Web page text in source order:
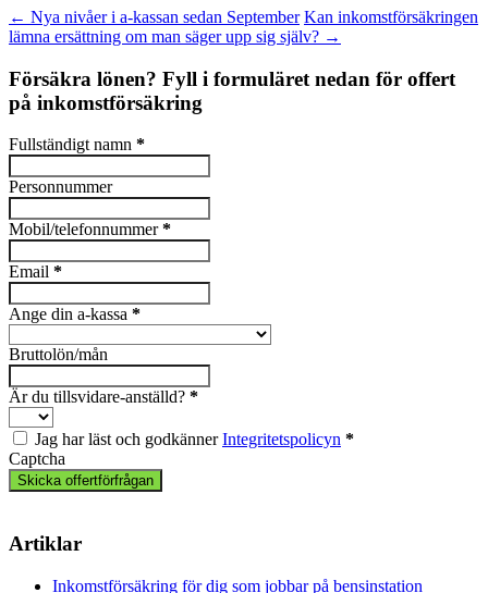
← Nya nivåer i a-kassan sedan September Kan inkomstförsäkringen
lämna ersättning om man säger upp sig själv? →
Försäkra lönen? Fyll i formuläret nedan för offert
på inkomstförsäkring
Fullständigt namn *
Personnummer
Mobil/telefonnummer*
Email *
Ange din a-kassa *
Bruttolön/mån
Är du tillsvidare-anställd? *
Jag har läst och godkännerIntegritetspolicyn *
Captcha
Skicka offertförfrågan
Artiklar
Inkomstförsäkring för dig som jobbar på bensinstation